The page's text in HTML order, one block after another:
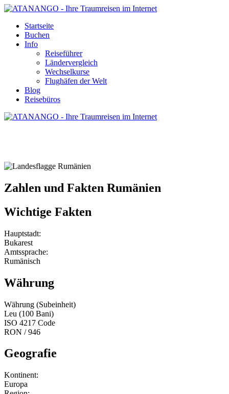
Startseite
Buchen
Info
Reiseführer
Ländervergleich
Wechselkurse
Flughäfen der Welt
Blog
Reisebüros
Zahlen und Fakten Rumänien
Wichtige Fakten
Hauptstadt:
Bukarest
Amtssprache:
Rumänisch
Währung
Währung (Subeinheit)
Leu (100 Bani)
ISO 4217 Code
RON / 946
Geografie
Kontinent:
Europa